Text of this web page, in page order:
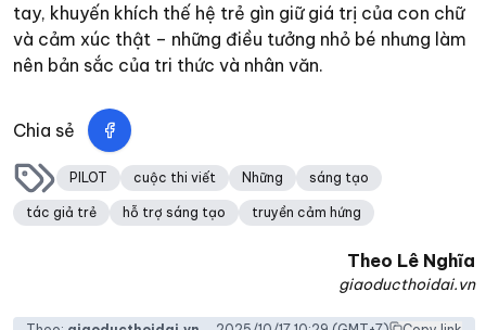
tay, khuyến khích thế hệ trẻ gìn giữ giá trị của con chữ
và cảm xúc thật – những điều tưởng nhỏ bé nhưng làm
nên bản sắc của tri thức và nhân văn.
Chia sẻ
PILOT cuộc thi viết Những sáng tạo
tác giả trẻ hỗ trợ sáng tạo truyền cảm hứng
Theo Lê Nghĩa
giaoducthoidai.vn